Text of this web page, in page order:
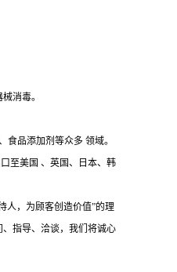
消毒。
品添加剂等众多 领域。
至美国 、英国、日本、韩
人，为顾客创造价值”的理
指导、洽谈，我们将诚心